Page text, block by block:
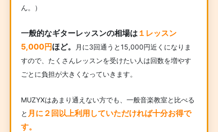
ん。）
一般的なギターレッスンの相場は １レッスン
5,000円ほど。
月に3回通うと15,000円近くになりま
すので、たくさんレッスンを受けたい人は回数を増やす
ごとに負担が大きくなっていきます。
MUZYXはあまり通えない方でも、一般音楽教室と比べる
と 月に２回以上利用していただければ十分お得で
す。